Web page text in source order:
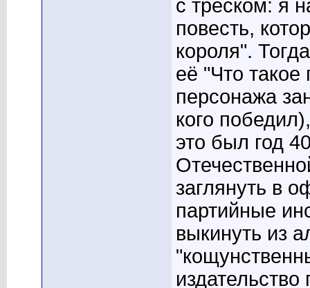
с треском: я
повесть,
короля".
её "Что такое
персонажа
кого
это был год
заглянуть в
партийные
выкинуть из